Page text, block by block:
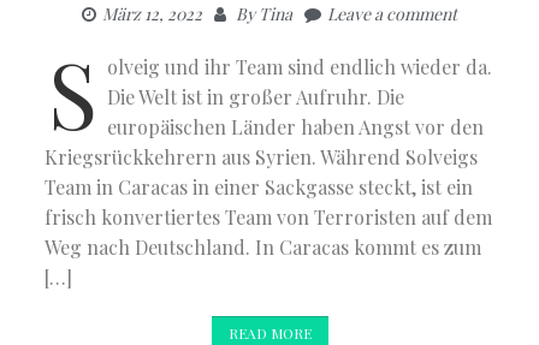
März 12, 2022 ByTina Leave a comment
S olveig und ihr Team sind endlich wieder da.
Die Welt ist in großer Aufruhr. Die
europäischen Länder haben Angst vor den
Kriegsrückkehrern aus Syrien. Während Solveigs
Team in Caracas in einer Sackgasse steckt, ist ein
frisch konvertiertes Team von Terroristen auf dem
Weg nach Deutschland. In Caracas kommt es zum
[…]
READ MORE